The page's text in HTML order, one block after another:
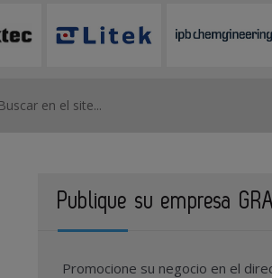
Publique su empresa
Promocione su negocio en el